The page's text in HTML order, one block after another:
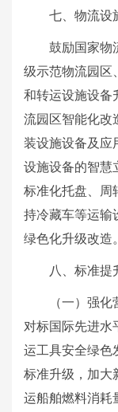
七、物流设
鼓励国家物
级示范物流园区
和转运设施设备
流园区智能化改
装设施设备及应
设施设备的智慧
标准化托盘、周
持冷藏车等运输
绿色化升级改造。
八、标准提
（一）强
对标国际先进水
运工具安全绿色
标准升级，加大
运船舶燃料消耗